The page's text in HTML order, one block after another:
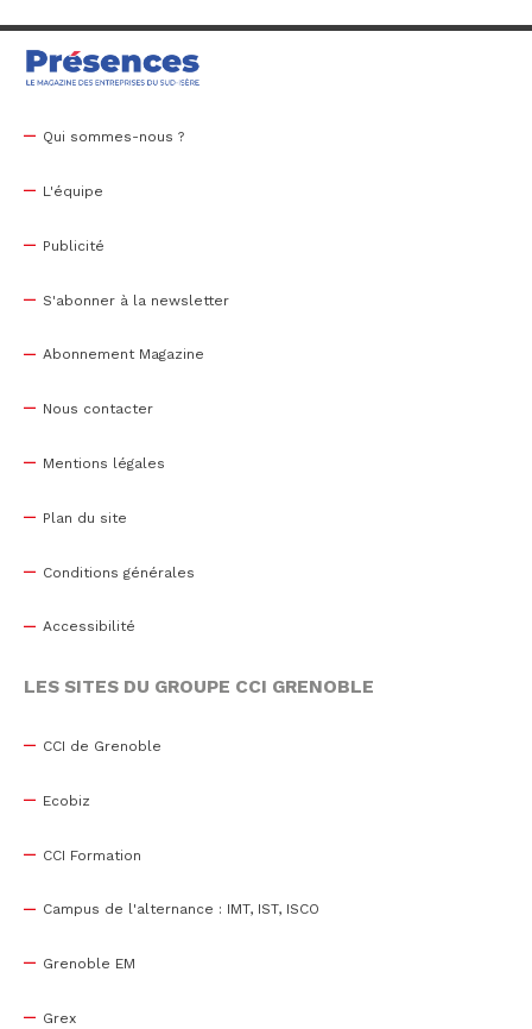
Qui sommes-nous ?
L'équipe
Publicité
S'abonner à la newsletter
Abonnement Magazine
Nous contacter
Mentions légales
Plan du site
Conditions générales
Accessibilité
LES SITES DU GROUPE CCI GRENOBLE
CCI de Grenoble
Ecobiz
CCI Formation
Campus de l'alternance : IMT, IST, ISCO
Grenoble EM
Grex